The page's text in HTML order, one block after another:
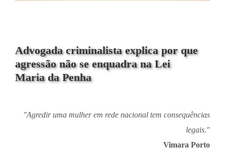
Advogada criminalista explica por que
agressão não se enquadra na Lei
Maria da Penha
"Agredir uma mulher em rede nacional tem consequências
legais."
Vimara Porto